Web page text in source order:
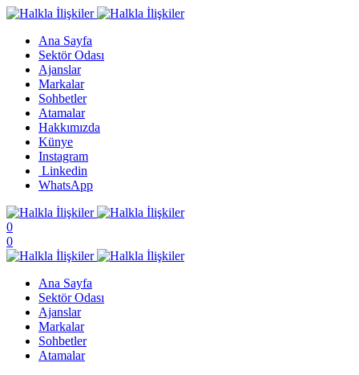
Ana Sayfa
Sektör Odası
Ajanslar
Markalar
Sohbetler
Atamalar
Hakkımızda
Künye
Instagram
Linkedin
WhatsApp
0
0
Ana Sayfa
Sektör Odası
Ajanslar
Markalar
Sohbetler
Atamalar